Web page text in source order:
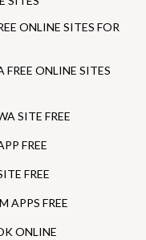
ONLINE SITES FOR
ONLINE SITES
SITE FREE
FREE
FREE
APPS FREE
ONLINE